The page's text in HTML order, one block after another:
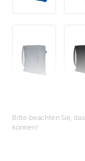
Bitte beachten Sie,
können!